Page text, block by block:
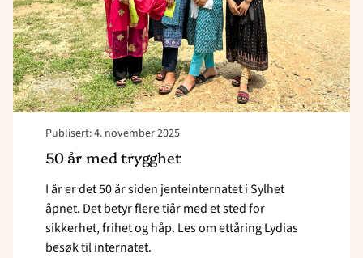
Publisert: 4. november 2025
50 år med trygghet
I år er det 50 år siden jenteinternatet i Sylhet
åpnet. Det betyr flere tiår med et sted for
sikkerhet, frihet og håp. Les om ettåring Lydias
besøk til internatet.